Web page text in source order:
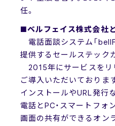
任。
■ベルフェイス株式会社
電話面談システム「
提供するセールステック
2015年にサービスをリ
ご導入いただいておりま
インストールやURL発行
電話とPC・スマートフォ
画面の共有ができるオン